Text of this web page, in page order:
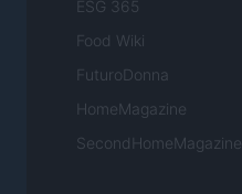
ESG 365
Food Wiki
FuturoDonna
HomeMagazine
SecondHomeMagazine